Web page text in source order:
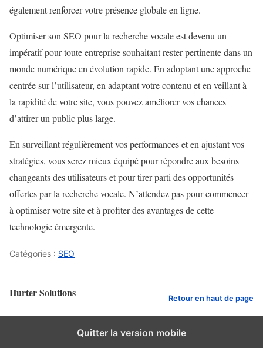
également renforcer votre présence globale en ligne.
Optimiser son SEO pour la recherche vocale est devenu un
impératif pour toute entreprise souhaitant rester pertinente dans un
monde numérique en évolution rapide. En adoptant une approche
centrée sur l’utilisateur, en adaptant votre contenu et en veillant à
la rapidité de votre site, vous pouvez améliorer vos chances
d’attirer un public plus large.
En surveillant régulièrement vos performances et en ajustant vos
stratégies, vous serez mieux équipé pour répondre aux besoins
changeants des utilisateurs et pour tirer parti des opportunités
offertes par la recherche vocale. N’attendez pas pour commencer
à optimiser votre site et à profiter des avantages de cette
technologie émergente.
Catégories : SEO
Hurter Solutions Retour en haut de page
Quitter la version mobile